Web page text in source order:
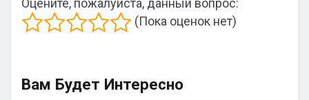
Оцените, пожалуйста, данный вопрос:
(Пока оценок нет)
Вам Будет Интересно